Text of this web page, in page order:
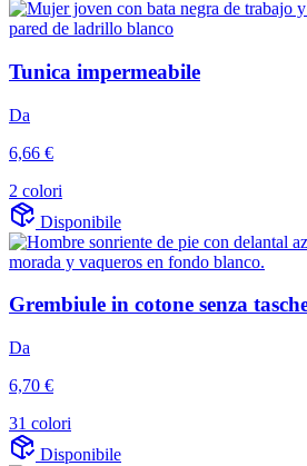
Tunica impermeabile
Da
6,66 €
2 colori
Disponibile
Grembiule in cotone senza
Da
6,70 €
31 colori
Disponibile